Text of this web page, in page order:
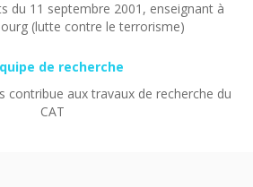
du 11 septembre 2001, enseignant à
(lutte contre le terrorisme)
de recherche
contribue aux travaux de recherche du
CAT